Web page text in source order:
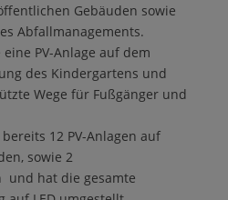
Gebäuden sowie
Abfallmanagements.
PV-Anlage auf dem
des Kindergartens und
Wege für Fußgänger und
12 PV-Anlagen auf
sowie 2
und hat die gesamte